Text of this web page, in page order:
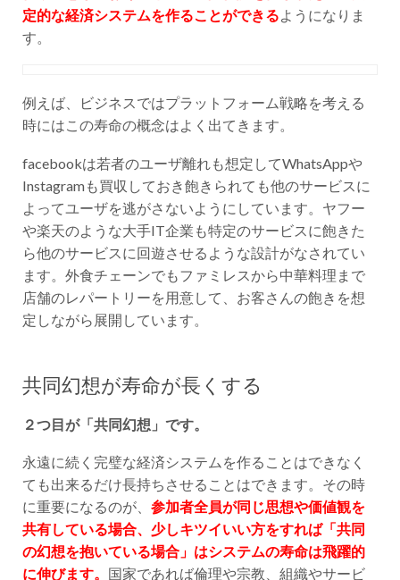
定的な経済システムを作ることができる ようになりま
す。
例えば、ビジネスではプラットフォーム戦略を考える
時にはこの寿命の概念はよく出てきます。
facebookは若者のユーザ離れも想定してWhatsAppや
Instagramも買収しておき飽きられても他のサービスに
よってユーザを逃がさないようにしています。ヤフー
や楽天のような大手IT企業も特定のサービスに飽きた
ら他のサービスに回遊させるような設計がなされてい
ます。外食チェーンでもファミレスから中華料理まで
店舗のレパートリーを用意して、お客さんの飽きを想
定しながら展開しています。
共同幻想が寿命が長くする
２つ目が「共同幻想」です。
永遠に続く完璧な経済システムを作ることはできなく
ても出来るだけ長持ちさせることはできます。その時
に重要になるのが、 参加者全員が同じ思想や価値観を
共有している場合、少しキツイいい方をすれば「共同
の幻想を抱いている場合」はシステムの寿命は飛躍的
に伸びます。 国家であれば倫理や宗教、組織やサービ